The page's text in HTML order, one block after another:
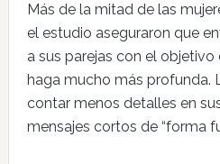
Más de la mitad de las
el estudio aseguraron que
a sus parejas con el
haga mucho más profunda.
contar menos detalles en
mensajes cortos de “forma